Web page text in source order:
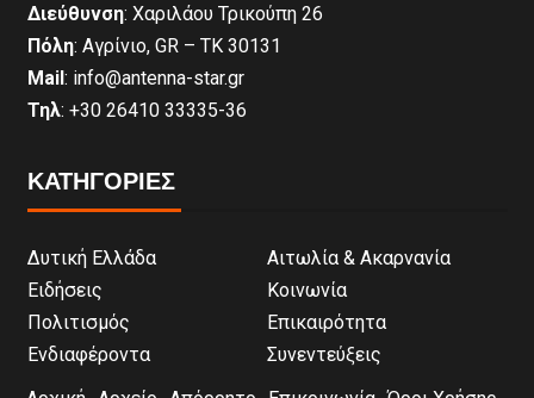
Διεύθυνση: Χαριλάου Τρικούπη 26
Πόλη: Αγρίνιο, GR – ΤΚ 30131
Mail: info@antenna-star.gr
Τηλ: +30 26410 33335-36
ΚΑΤΗΓΟΡΙΕΣ
Δυτική Ελλάδα
Αιτωλία & Ακαρνανία
Ειδήσεις
Κοινωνία
Πολιτισμός
Επικαιρότητα
Ενδιαφέροντα
Συνεντεύξεις